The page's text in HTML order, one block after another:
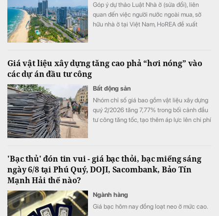
Góp ý dự thảo Luật Nhà ở (sửa đổi), liên
quan đến việc người nước ngoài mua, sở
hữu nhà ở tại Việt Nam, HoREA đề xuất
Giá vật liệu xây dựng tăng cao phả “hơi nóng” vào
các dự án đầu tư công
Bất động sản
Nhóm chỉ số giá bao gồm vật liệu xây dựng
quý 2/2026 tăng 7,77% trong bối cảnh đầu
tư công tăng tốc, tạo thêm áp lực lên chi phí
'Bạc thủ' đón tin vui - giá bạc thỏi, bạc miếng sáng
ngày 6/8 tại Phú Quý, DOJI, Sacombank, Bảo Tín
Mạnh Hải thế nào?
Ngành hàng
Giá bạc hôm nay đồng loạt neo ở mức cao.